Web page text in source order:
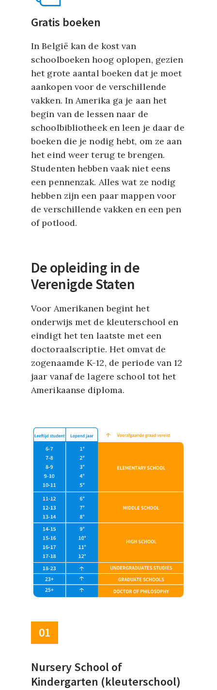
Gratis boeken
In België kan de kost van
schoolboeken hoog oplopen, gezien
het grote aantal boeken dat je moet
aankopen voor de verschillende
vakken. In Amerika ga je aan het
begin van de lessen naar de
schoolbibliotheek en leen je daar de
boeken die je nodig hebt, om ze aan
het eind weer terug te brengen.
Studenten hebben vaak niet eens
een pennenzak. Alles wat ze nodig
hebben zijn een paar mappen voor
de verschillende vakken en een pen
of potlood.
De opleiding in de
Verenigde Staten
Voor Amerikanen begint het
onderwijs met de kleuterschool en
eindigt het ten laatste met een
doctoraalscriptie. Het omvat de
zogenaamde K-12, de periode van 12
jaar vanaf de lagere school tot het
Amerikaanse diploma.
01
Nursery School of
Kindergarten (kleuterschool)